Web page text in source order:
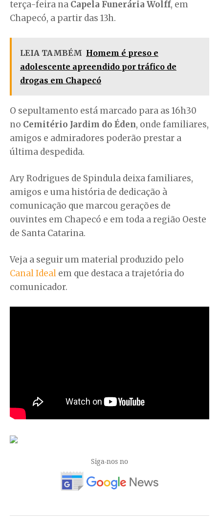
terça-feira na Capela Funerária Wolff, em
Chapecó, a partir das 13h.
LEIA TAMBÉM Homem é preso e
adolescente apreendido por tráfico de
drogas em Chapecó
O sepultamento está marcado para as 16h30
no Cemitério Jardim do Éden, onde familiares,
amigos e admiradores poderão prestar a
última despedida.
Ary Rodrigues de Spindula deixa familiares,
amigos e uma história de dedicação à
comunicação que marcou gerações de
ouvintes em Chapecó e em toda a região Oeste
de Santa Catarina.
Veja a seguir um material produzido pelo
Canal Ideal em que destaca a trajetória do
comunicador.
Siga-nos no